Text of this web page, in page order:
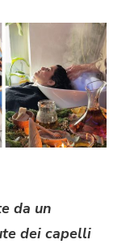
da un
dei capelli